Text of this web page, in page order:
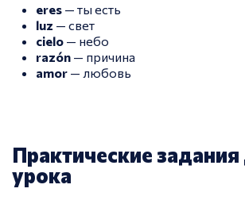
eres — ты есть
luz — свет
cielo — небо
razón — причина
amor — любовь
Практические
урока